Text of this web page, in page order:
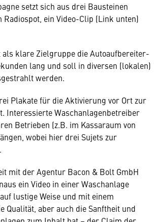
setzt sich aus drei Bausteinen
Radiospot, ein Video-Clip (Link unten)
als klare Zielgruppe die Autoaufbereiter-
lang und soll in diversen (lokalen)
werden.
Plakate für die Aktivierung vor Ort zur
Interessierte Waschanlagenbetreiber
Betrieben (z.B. im Kassaraum von
wobei hier drei Sujets zur
mit der Agentur Bacon & Bolt GmbH
ein Video in einer Waschanlage
lustige Weise und mit einem
Qualität, aber auch die Sanftheit und